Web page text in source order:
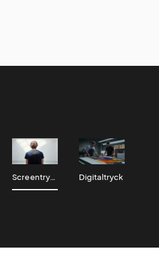
Screentryck Digitaltryck